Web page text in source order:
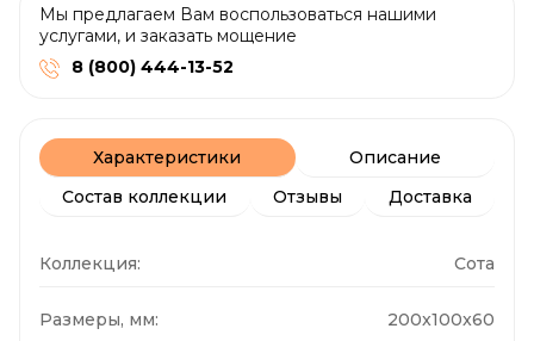
Мы предлагаем Вам воспользоваться нашими
услугами, и заказать мощение
8 (800) 444-13-52
Характеристики
Описание
Состав коллекции
Отзывы Доставка
Коллекция: Сота
Размеры, мм: 200x100x60